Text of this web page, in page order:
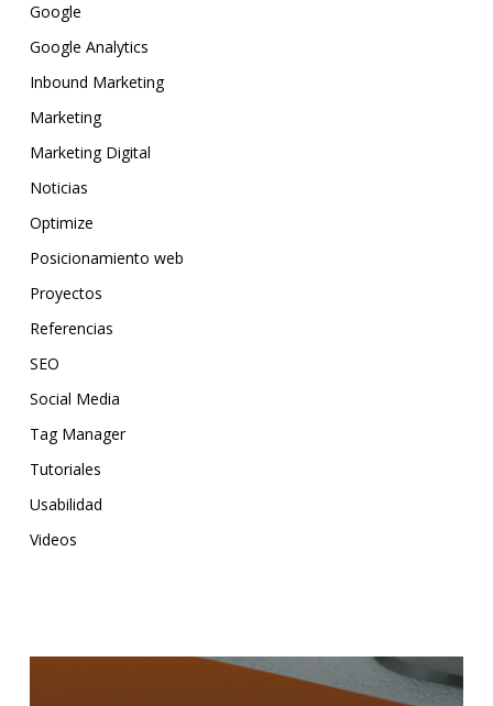
Google
Google Analytics
Inbound Marketing
Marketing
Marketing Digital
Noticias
Optimize
Posicionamiento web
Proyectos
Referencias
SEO
Social Media
Tag Manager
Tutoriales
Usabilidad
Videos